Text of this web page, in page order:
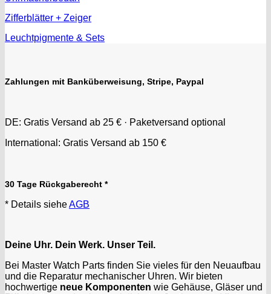
Zifferblätter + Zeiger
Leuchtpigmente & Sets
Zahlungen mit Banküberweisung, Stripe, Paypal
DE: Gratis Versand ab 25 € · Paketversand optional
International: Gratis Versand ab 150 €
30 Tage Rückgaberecht *
* Details sieheAGB
Deine Uhr. Dein Werk. Unser Teil.
Bei Master Watch Parts finden Sie vieles für den Neuaufbau
und die Reparatur mechanischer Uhren. Wir bieten
hochwertige neue Komponenten wie Gehäuse, Gläser und